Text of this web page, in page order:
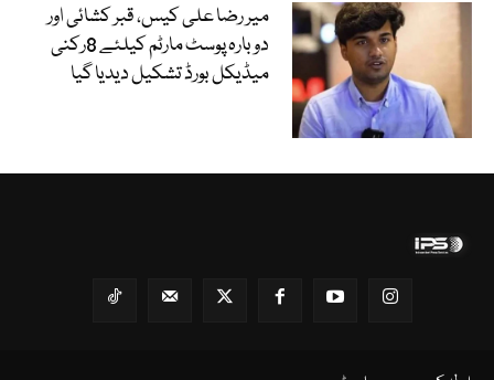
میر رضا علی کیس، قبر کشائی اور
دوبارہ پوسٹ مارٹم کیلئے 8رکنی
میڈیکل بورڈ تشکیل دیدیا گیا